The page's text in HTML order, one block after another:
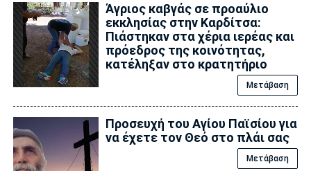
Άγριος καβγάς σε προαύλιο
εκκλησίας στην Καρδίτσα:
Πιάστηκαν στα χέρια ιερέας και
πρόεδρος της κοινότητας,
κατέληξαν στο κρατητήριο
Μετάβαση
Προσευχή του Αγίου Παϊσίου για
να έχετε τον Θεό στο πλάι σας
Μετάβαση